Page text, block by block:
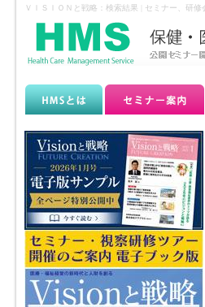
ＶＩＳＩＯＮと戦略：検索結果 | セミナー、研